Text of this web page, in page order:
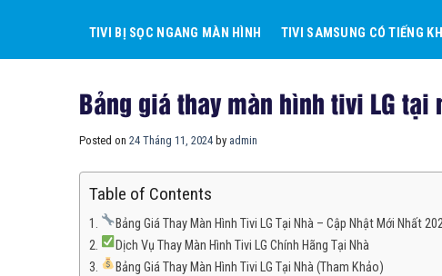
TIVI BỊ SỌC NGANG MÀN HÌNH TIVI SAMSUNG CÓ TIẾNG
Bảng giá thay màn hình tivi LG tại
Posted on 24 Tháng 11, 2024 by admin
Table of Contents
Bảng Giá Thay Màn Hình Tivi LG Tại Nhà – Cập Nhật Mới Nhất
Dịch Vụ Thay Màn Hình Tivi LG Chính Hãng Tại Nhà
Bảng Giá Thay Màn Hình Tivi LG Tại Nhà (Tham Khảo)